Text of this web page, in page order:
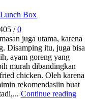
Box
/ 0
juga utama, karena
Disamping itu, juga bisa
ayam goreng yang
murah dibandingkan
chicken. Oleh karena
rekomendasiin buat
Continue reading